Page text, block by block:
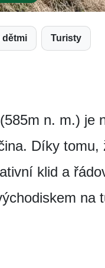
dětmi Turisty
n. m.) je
Díky
klid a
na